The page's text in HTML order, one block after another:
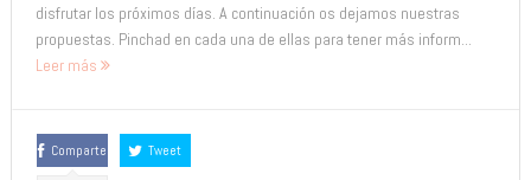
disfrutar los próximos días. A continuación os dejamos nuestras
propuestas. Pinchad en cada una de ellas para tener más inform...
Leer más
Comparte Tweet